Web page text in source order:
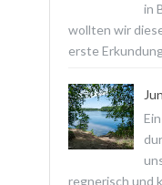
in
wollten wir
erste
regnerisch und